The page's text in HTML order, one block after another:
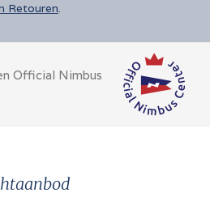
Retouren.
Official Nimbus